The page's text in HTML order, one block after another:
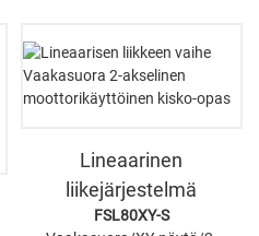
Lineaarinen
liikejärjestelmä
FSL80XY-S